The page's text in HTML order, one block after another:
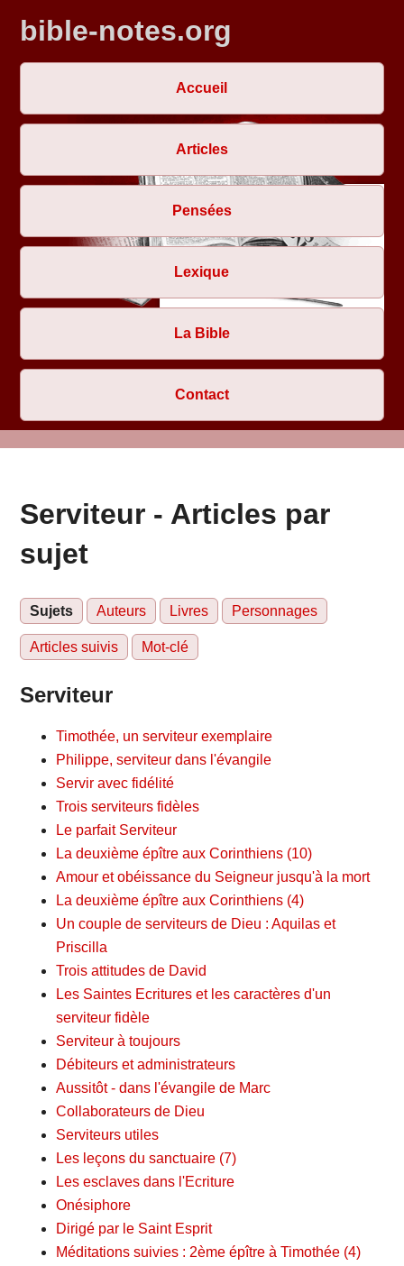
bible-notes.org
Accueil
Articles
Pensées
Lexique
La Bible
Contact
Serviteur - Articles par
sujet
Sujets Auteurs Livres Personnages
Articles suivis Mot-clé
Serviteur
Timothée, un serviteur exemplaire
Philippe, serviteur dans l'évangile
Servir avec fidélité
Trois serviteurs fidèles
Le parfait Serviteur
La deuxième épître aux Corinthiens (10)
Amour et obéissance du Seigneur jusqu'à la mort
La deuxième épître aux Corinthiens (4)
Un couple de serviteurs de Dieu : Aquilas et
Priscilla
Trois attitudes de David
Les Saintes Ecritures et les caractères d'un
serviteur fidèle
Serviteur à toujours
Débiteurs et administrateurs
Aussitôt - dans l'évangile de Marc
Collaborateurs de Dieu
Serviteurs utiles
Les leçons du sanctuaire (7)
Les esclaves dans l'Ecriture
Onésiphore
Dirigé par le Saint Esprit
Méditations suivies : 2ème épître à Timothée (4)